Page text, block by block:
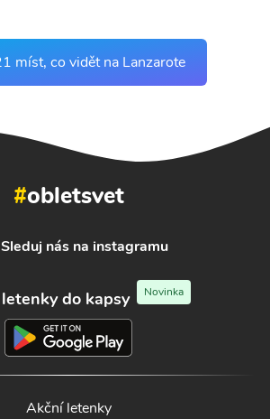
míst, co vidět na Lanzarote
#obletsvet
Sleduj nás na instagramu
do kapsy Novinka
Akční letenky